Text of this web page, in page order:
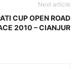
Next article
CUP OPEN ROAD
2010 – CIANJUR